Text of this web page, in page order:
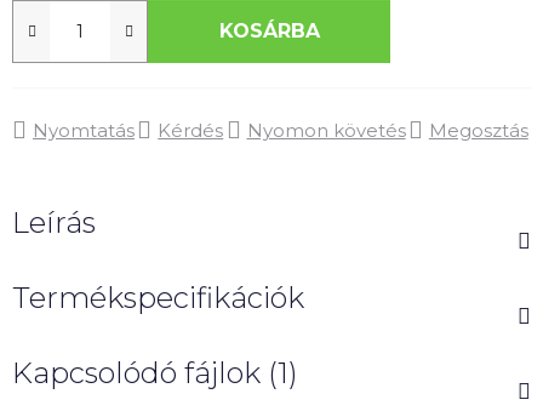
KOSÁRBA
Nyomtatás Kérdés Nyomon követés Megosztás
Leírás
Termékspecifikációk
Kapcsolódó fájlok (1)